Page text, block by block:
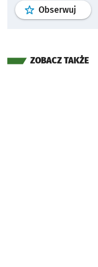
Obserwuj profil
ZOBACZ TAKŻE